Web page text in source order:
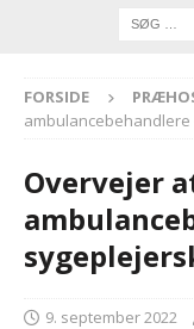
FORSIDE
Overvejer
9. september 2022